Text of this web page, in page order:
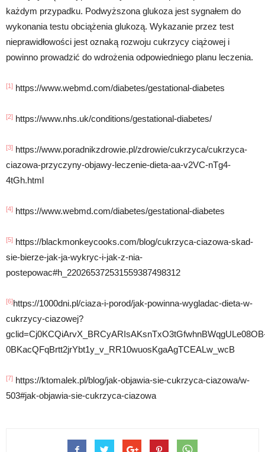
każdym przypadku. Podwyższona glukoza jest sygnałem do
wykonania testu obciążenia glukozą. Wykazanie przez test
nieprawidłowości jest oznaką rozwoju cukrzycy ciążowej i
powinno prowadzić do wdrożenia odpowiedniego planu leczenia.
[1] https://www.webmd.com/diabetes/gestational-diabetes
[2] https://www.nhs.uk/conditions/gestational-diabetes/
[3] https://www.poradnikzdrowie.pl/zdrowie/cukrzyca/cukrzyca-
ciazowa-przyczyny-objawy-leczenie-dieta-aa-v2VC-nTg4-
4tGh.html
[4] https://www.webmd.com/diabetes/gestational-diabetes
[5] https://blackmonkeycooks.com/blog/cukrzyca-ciazowa-skad-
sie-bierze-jak-ja-wykryc-i-jak-z-nia-
postepowac#h_220265372531559387498312
[6]https://1000dni.pl/ciaza-i-porod/jak-powinna-wygladac-dieta-w-
cukrzycy-ciazowej?
0BKacQFqBrtt2jrYbt1y_v_RR10wuosKgaAgTCEALw_wcB
[7] https://ktomalek.pl/blog/jak-objawia-sie-cukrzyca-ciazowa/w-
503#jak-objawia-sie-cukrzyca-ciazowa